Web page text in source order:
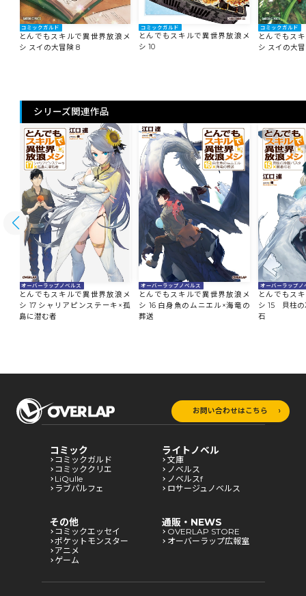
コミックガルド
とんでもスキルで異世界放浪メ
シ スイの大冒険 8
コミックガルド
とんでもスキルで異世界放浪メ
シ 10
コミックガルド
とんでもス
シ スイの大
シリーズ関連作品
オーバーラップノベルス
とんでもスキルで異世界放浪メ
シ 17 シャリアピンステーキ×孤
島に潜む者
オーバーラップノベルス
とんでもスキルで異世界放浪メ
シ 16 白身魚のムニエル×海竜の
葬送
オーバーラップノ
とんでもス
シ 15 貝柱の
石
お問い合わせはこちら
コミック
コミックガルド
コミッククリエ
LiQulle
ラブパルフェ
ライトノベル
文庫
ノベルス
ノベルスf
ロサージュノベルス
その他
コミックエッセイ
ポケットモンスター
アニメ
ゲーム
通販・NEWS
OVERLAP STORE
オーバーラップ広報室